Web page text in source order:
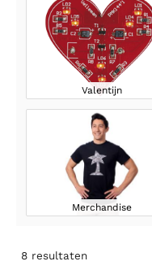
Valentijn
Merchandise
8 resultaten